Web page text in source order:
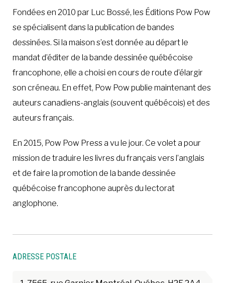
Fondées en 2010 par Luc Bossé, les Éditions Pow Pow
se spécialisent dans la publication de bandes
dessinées. Si la maison s’est donnée au départ le
mandat d’éditer de la bande dessinée québécoise
francophone, elle a choisi en cours de route d’élargir
son créneau. En effet, Pow Pow publie maintenant des
auteurs canadiens-anglais (souvent québécois) et des
auteurs français.
En 2015, Pow Pow Press a vu le jour. Ce volet a pour
mission de traduire les livres du français vers l’anglais
et de faire la promotion de la bande dessinée
québécoise francophone auprès du lectorat
anglophone.
ADRESSE POSTALE